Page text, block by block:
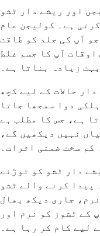
اور ریشے دار ٹشو
ہے۔ کولیجن عام
آپ کی جلد کو طاقت
آپ کا جسم غلط
زیادہ بناتا ہے۔
حالات کے لیے کچھ
دوا سمجھا جاتا
ہے، جس کا مطلب ہے
نہیں دیکھیں گے،
کم سخت ضمنی اثرات۔
دار ٹشو کو توڑنے
پیدا کرنے والے ٹشو
جاری دیکھ بھال
کے ٹشوز کو نرم اور
لیے کام کر رہا ہے۔